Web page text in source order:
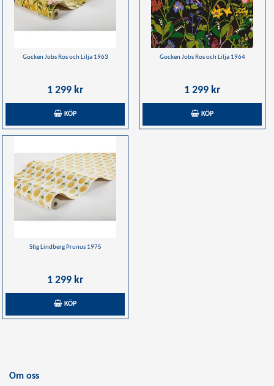
Gocken Jobs Ros och Lilja 1963
1 299 kr
KÖP
Gocken Jobs Ros och Lilja 1964
1 299 kr
KÖP
Stig Lindberg Prunus 1975
1 299 kr
KÖP
Om oss